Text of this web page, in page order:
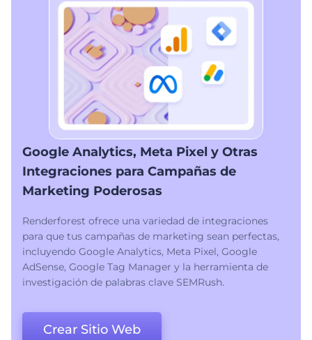
Google Analytics, Meta Pixel y Otras
Integraciones para Campañas de
Marketing Poderosas
Renderforest ofrece una variedad de integraciones
para que tus campañas de marketing sean perfectas,
incluyendo Google Analytics, Meta Pixel, Google
AdSense, Google Tag Manager y la herramienta de
investigación de palabras clave SEMRush.
Crear Sitio Web